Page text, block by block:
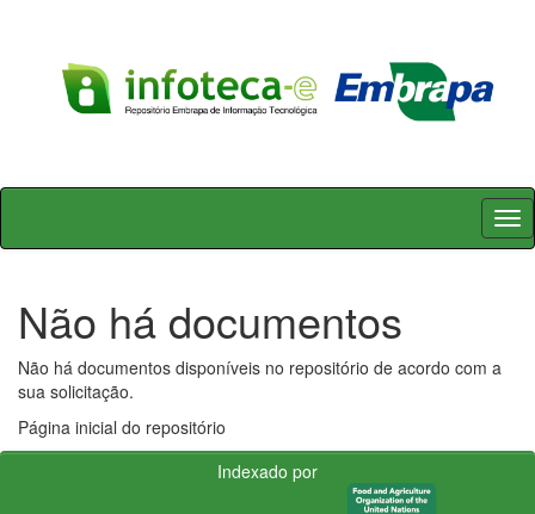
Skip
Não há documentos
Não há documentos disponíveis no repositório de acordo com a
sua solicitação.
Página inicial do repositório
Indexado por